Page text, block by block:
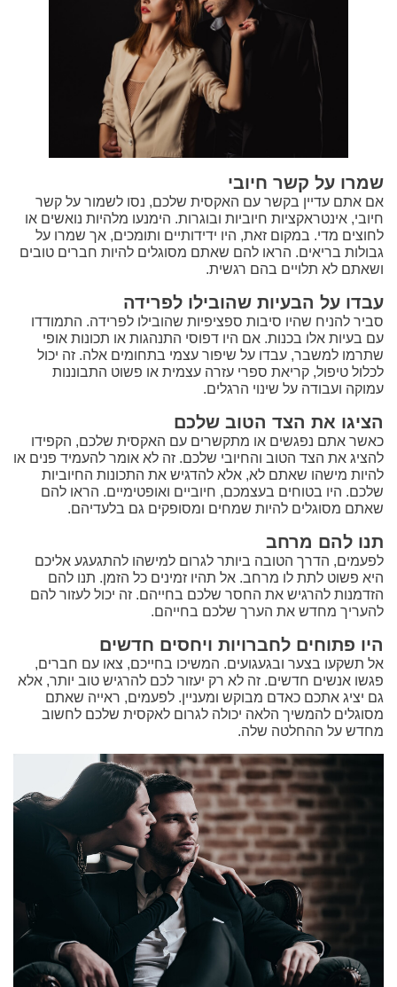
שמרו על קשר חיובי
אם אתם עדיין בקשר עם האקסית שלכם, נסו לשמור על קשר
חיובי, אינטראקציות חיוביות ובוגרות. הימנעו מלהיות נואשים או
לחוצים מדי. במקום זאת, היו ידידותיים ותומכים, אך שמרו על
גבולות בריאים. הראו להם שאתם מסוגלים להיות חברים טובים
ושאתם לא תלויים בהם רגשית.
עבדו על הבעיות שהובילו לפרידה
סביר להניח שהיו סיבות ספציפיות שהובילו לפרידה. התמודדו
עם בעיות אלו בכנות. אם היו דפוסי התנהגות או תכונות אופי
שתרמו למשבר, עבדו על שיפור עצמי בתחומים אלה. זה יכול
לכלול טיפול, קריאת ספרי עזרה עצמית או פשוט התבוננות
עמוקה ועבודה על שינוי הרגלים.
הציגו את הצד הטוב שלכם
כאשר אתם נפגשים או מתקשרים עם האקסית שלכם, הקפידו
להציג את הצד הטוב והחיובי שלכם. זה לא אומר להעמיד פנים או
להיות מישהו שאתם לא, אלא להדגיש את התכונות החיוביות
שלכם. היו בטוחים בעצמכם, חיוביים ואופטימיים. הראו להם
שאתם מסוגלים להיות שמחים ומסופקים גם בלעדיהם.
תנו להם מרחב
לפעמים, הדרך הטובה ביותר לגרום למישהו להתגעגע אליכם
היא פשוט לתת לו מרחב. אל תהיו זמינים כל הזמן. תנו להם
הזדמנות להרגיש את החסר שלכם בחייהם. זה יכול לעזור להם
להעריך מחדש את הערך שלכם בחייהם.
היו פתוחים לחברויות ויחסים חדשים
אל תשקעו בצער ובגעגועים. המשיכו בחייכם, צאו עם חברים,
פגשו אנשים חדשים. זה לא רק יעזור לכם להרגיש טוב יותר, אלא
גם יציג אתכם כאדם מבוקש ומעניין. לפעמים, ראייה שאתם
מסוגלים להמשיך הלאה יכולה לגרום לאקסית שלכם לחשוב
מחדש על ההחלטה שלה.